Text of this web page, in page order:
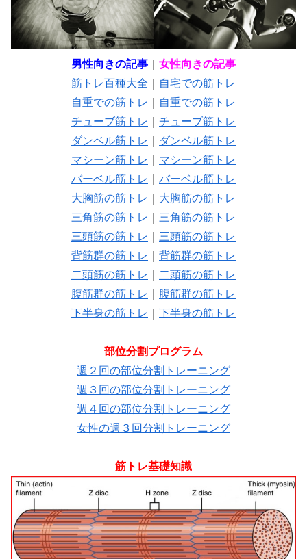
男性向きの記事
女性向きの記事
筋トレ百種大全
自宅での筋トレ
自重での筋トレ
自重での筋トレ
チューブ筋トレ
チューブ筋トレ
ダンベル筋トレ
ダンベル筋トレ
マシーン筋トレ
マシーン筋トレ
バーベル筋トレ
バーベル筋トレ
大胸筋の筋トレ
大胸筋の筋トレ
三角筋の筋トレ
三角筋の筋トレ
三頭筋の筋トレ
三頭筋の筋トレ
背筋群の筋トレ
背筋群の筋トレ
二頭筋の筋トレ
二頭筋の筋トレ
腹筋群の筋トレ
腹筋群の筋トレ
下半身の筋トレ
下半身の筋トレ
部位分割プログラム
週２回の部位分割トレーニング
週３回の部位分割トレーニング
週４回の部位分割トレーニング
女性の週３回分割トレーニング
筋トレ基礎知識